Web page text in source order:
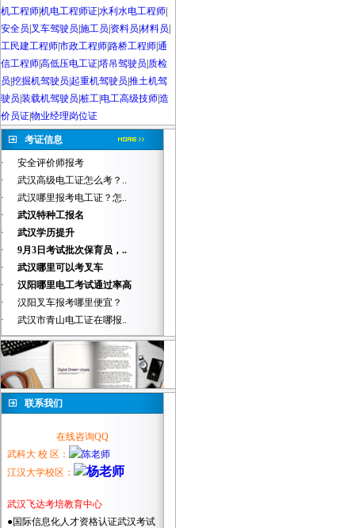
机工程师机电工程师证水利水电工程师
安全员 叉车驾驶员 施工员 资料员 材料员
工民建工程师市政工程师路桥工程师通
信工程师高低压电工证塔吊驾驶员 质检
员 挖掘机驾驶员|起重机驾驶员 推土机驾
驶员 装载机驾驶员 桩工电工高级技师造
价员证物业经理岗位证
考证信息
·
安全评价师报考
·
武汉高级电工证怎么考？..
·
武汉哪里报考电工证？怎..
·
武汉特种工报名
·
武汉学历提升
·
9月3日考试批次保育员，..
·
武汉哪里可以考叉车
·
汉阳哪里电工考试通过率高
·
汉阳叉车报考哪里便宜？
·
武汉市青山电工证在哪报..
联系我们
在线咨询QQ
武科大 校 区：
江汉大学校区：
武汉飞达考培教育中心
●国际信息化人才资格认证武汉考试